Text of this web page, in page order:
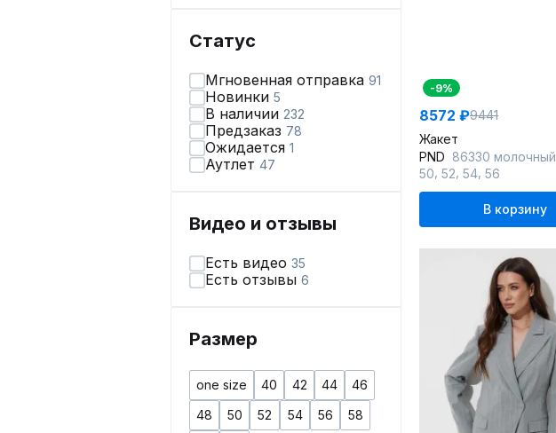
Статус
Мгновенная отправка 91
Новинки 5
В наличии 232
Предзаказ 78
Ожидается 1
Аутлет 47
Видео и отзывы
Есть видео 35
Есть отзывы 6
Размер
one size 40 42 44
46
48
50 52 54 56
58
-9%
8572 ₽9441
Жакет
PND 86330 молочный
50 52 54 56
В корзину